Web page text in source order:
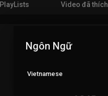
PlayLists Video đã thích
Ngôn Ngữ
Vietnamese